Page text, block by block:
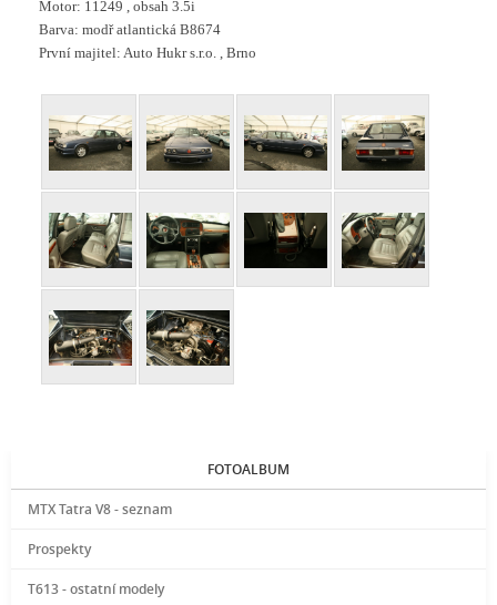
Motor: 11249 , obsah 3.5i
Barva: modř atlantická B8674
První majitel: Auto Hukr s.r.o. , Brno
FOTOALBUM
MTX Tatra V8 - seznam
Prospekty
T613 - ostatní modely